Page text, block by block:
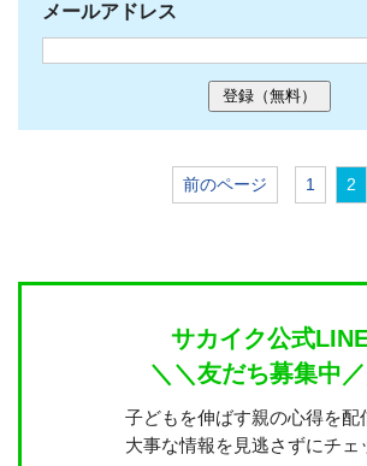
メールアドレス
前のページ 1 2
サカイク公式
＼＼友だち募集中
子どもを伸ばす親の心得を配
大事な情報を見逃さずにチェ